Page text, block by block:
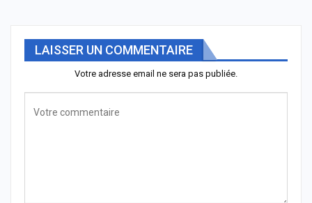
LAISSER UN COMMENTAIRE
Votre adresse email ne sera pas publiée.